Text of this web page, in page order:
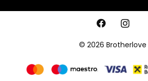
© 2026 Brotherlove